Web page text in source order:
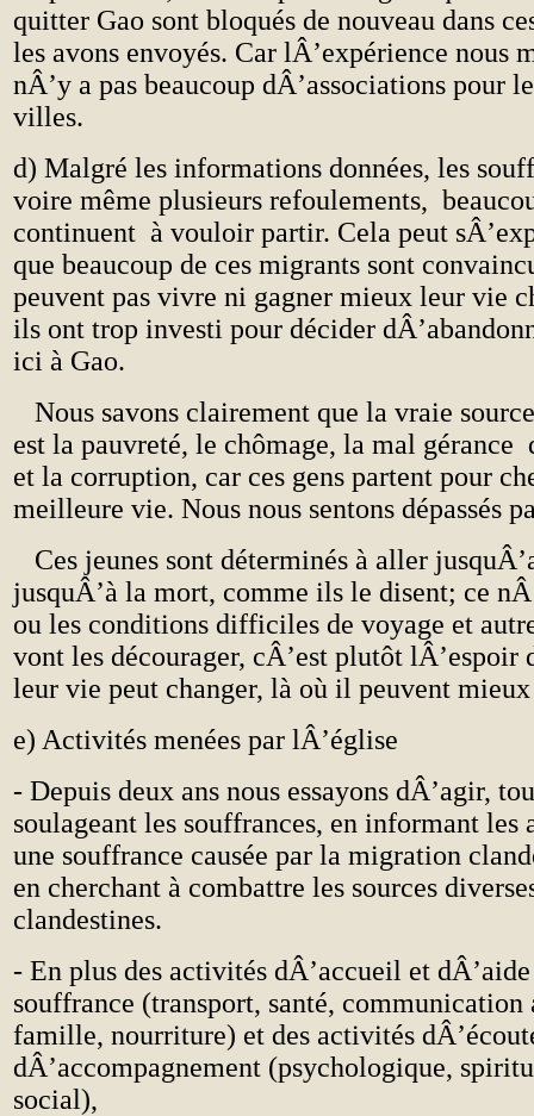
quitter Gao sont bloqués de nouveau dans
les avons envoyés. Car lÂ’expérience nous
nÂ’y a pas beaucoup dÂ’associations pour
villes.
d) Malgré les informations données, les
voire même plusieurs refoulements,
continuent à vouloir partir. Cela peut
que beaucoup de ces migrants sont
peuvent pas vivre ni gagner mieux leur vie
ils ont trop investi pour décider
ici à Gao.
Nous savons clairement que la vraie
est la pauvreté, le chômage, la mal gérance
et la corruption, car ces gens partent pour
meilleure vie. Nous nous sentons dépassés
Ces jeunes sont déterminés à aller
jusquÂ’à la mort, comme ils le disent; ce
ou les conditions difficiles de voyage et
vont les décourager, cÂ’est plutôt lÂ’espoir
leur vie peut changer, là où il peuvent
e) Activités menées par lÂ’église
- Depuis deux ans nous essayons dÂ’agir,
soulageant les souffrances, en informant les
une souffrance causée par la migration
en cherchant à combattre les sources
clandestines.
- En plus des activités dÂ’accueil et
souffrance (transport, santé, communication
famille, nourriture) et des activités
dÂ’accompagnement (psychologique,
social),